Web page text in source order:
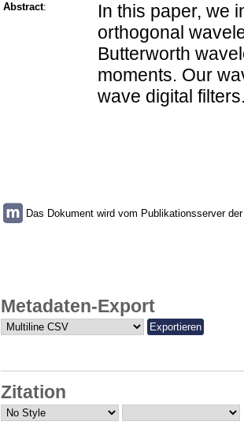
Abstract:
In this paper, we
orthogonal
Butterworth
moments. Our
wave digital
Das Dokument wird vom Publikationsserver
Metadaten-Export
Zitation